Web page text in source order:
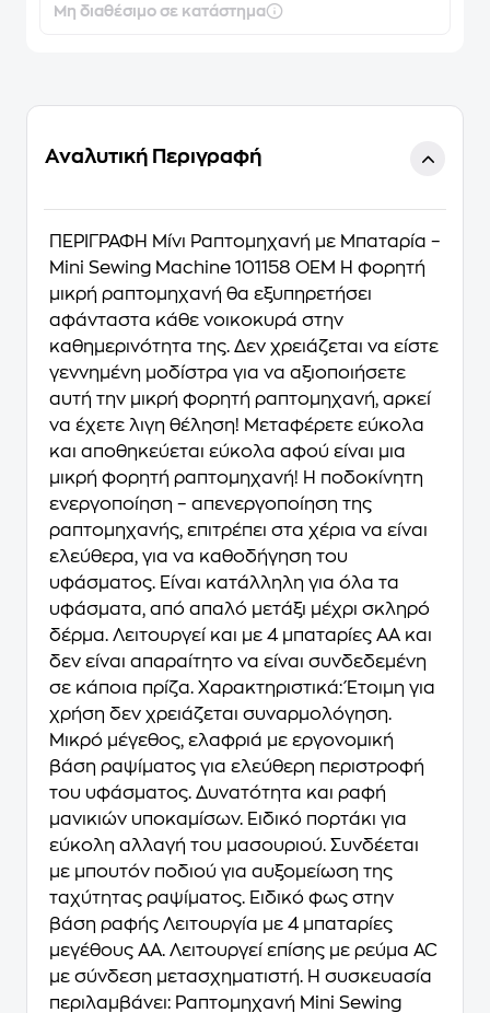
Μη διαθέσιμο σε κατάστημα
Αναλυτική Περιγραφή
ΠΕΡΙΓΡΑΦΗ Μίνι Ραπτομηχανή με Μπαταρία –
Mini Sewing Machine 101158 ΟΕΜ Η φορητή
μικρή ραπτομηχανή θα εξυπηρετήσει
αφάνταστα κάθε νοικοκυρά στην
καθημερινότητα της. Δεν χρειάζεται να είστε
γεννημένη μοδίστρα για να αξιοποιήσετε
αυτή την μικρή φορητή ραπτομηχανή, αρκεί
να έχετε λιγη θέληση! Μεταφέρετε εύκολα
και αποθηκεύεται εύκολα αφού είναι μια
μικρή φορητή ραπτομηχανή! Η ποδοκίνητη
ενεργοποίηση – απενεργοποίηση της
ραπτομηχανής, επιτρέπει στα χέρια να είναι
ελεύθερα, για να καθοδήγηση του
υφάσματος. Είναι κατάλληλη για όλα τα
υφάσματα, από απαλό μετάξι μέχρι σκληρό
δέρμα. Λειτουργεί και με 4 μπαταρίες ΑΑ και
δεν είναι απαραίτητο να είναι συνδεδεμένη
σε κάποια πρίζα. Χαρακτηριστικά: Έτοιμη για
χρήση δεν χρειάζεται συναρμολόγηση.
Μικρό μέγεθος, ελαφριά με εργονομική
βάση ραψίματος για ελεύθερη περιστροφή
του υφάσματος. Δυνατότητα και ραφή
μανικιών υποκαμίσων. Ειδικό πορτάκι για
εύκολη αλλαγή του μασουριού. Συνδέεται
με μπουτόν ποδιού για αυξομείωση της
ταχύτητας ραψίματος. Ειδικό φως στην
βάση ραφής Λειτουργία με 4 μπαταρίες
μεγέθους ΑΑ. Λειτουργεί επίσης με ρεύμα AC
με σύνδεση μετασχηματιστή. Η συσκευασία
περιλαμβάνει: Ραπτομηχανή Mini Sewing